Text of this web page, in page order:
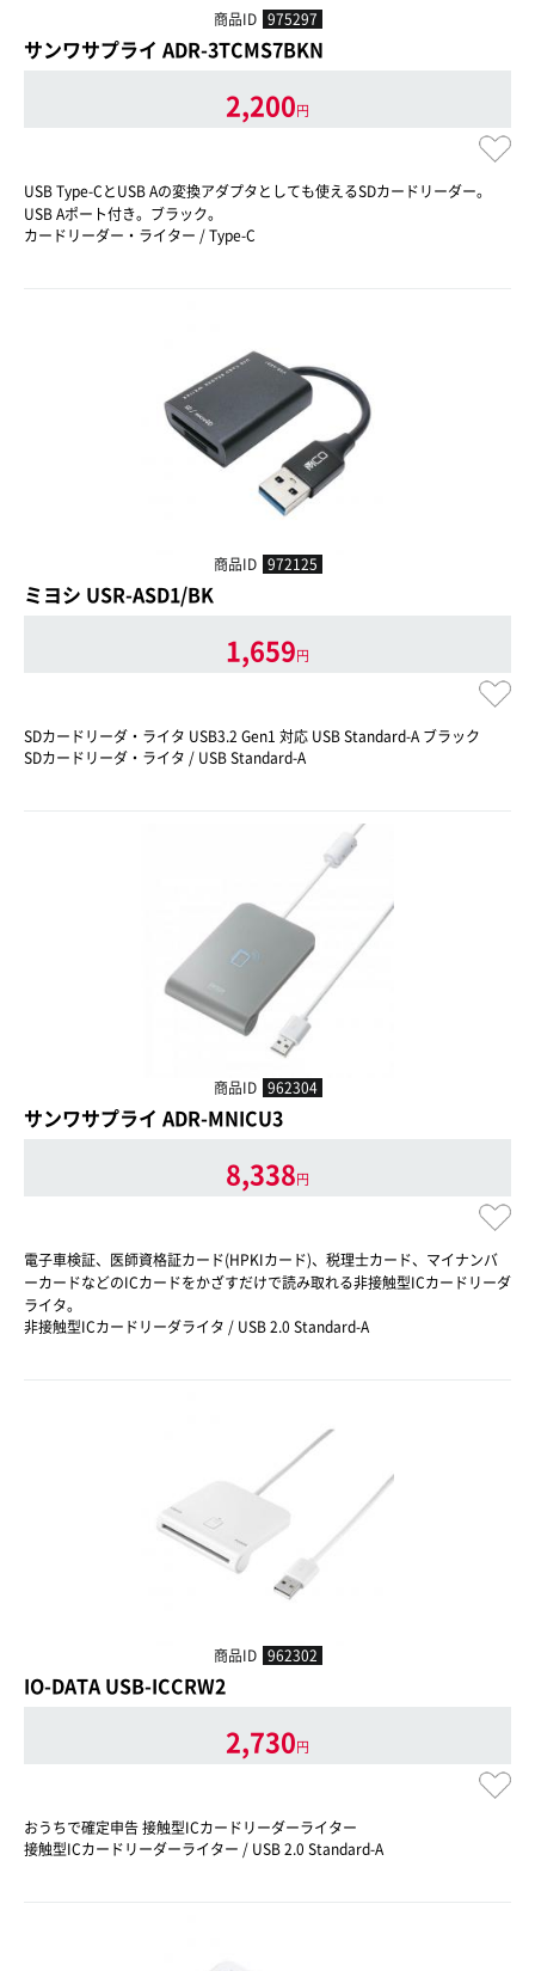
商品ID 975297
サンワサプライ ADR-3TCMS7BKN
2,200円
USB Type-CとUSB Aの変換アダプタとしても使えるSDカードリーダー。
USB Aポート付き。ブラック。
カードリーダー・ライター / Type-C
商品ID 972125
ミヨシ USR-ASD1/BK
1,659円
SDカードリーダ・ライタ USB3.2 Gen1 対応 USB Standard-A ブラック
SDカードリーダ・ライタ / USB Standard-A
商品ID 962304
サンワサプライ ADR-MNICU3
8,338円
電子車検証、医師資格証カード(HPKIカード)、税理士カード、マイナンバ
ーカードなどのICカードをかざすだけで読み取れる非接触型ICカードリーダ
ライタ。
非接触型ICカードリーダライタ / USB 2.0 Standard-A
商品ID 962302
IO-DATA USB-ICCRW2
2,730円
おうちで確定申告 接触型ICカードリーダーライター
接触型ICカードリーダーライター / USB 2.0 Standard-A